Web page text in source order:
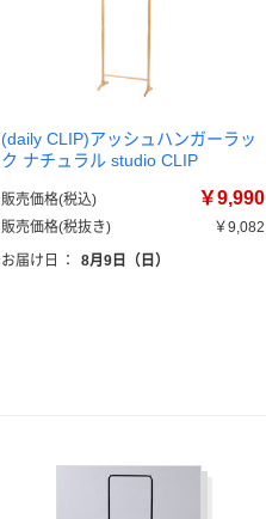
(daily CLIP)アッシュハンガーラッ
ク ナチュラル studio CLIP
販売価格(税込) ￥9,990
販売価格(税抜き)
￥9,082
お届け日
： 8月9日（日）